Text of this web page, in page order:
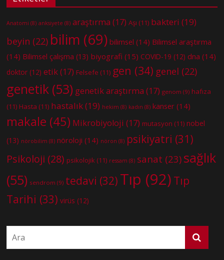
Anatomi (8) anksiyete (8) araştırma (17) Aşı (11) bakteri (19)
beyin (22) bilim (69) bilimsel (14) Bilimsel araştırma
(14) Bilimsel çalışma (13) biyografi (15) COVID-19 (12) dna (14)
doktor (12) etik(17) Felsefe (11) gen (34) genel (22)
genetik (53) genetik araştırma (17) genom (9) hafıza
(11) Hasta (11) hastalık(19) hekim (8) kadın (8) kanser (14)
makale (45) Mikrobiyoloji (17) mutasyon (11) nobel
(13) nörobilim (8) nöroloji (14) nöron (8) psikiyatri (31)
Psikoloji (28) psikolojik (11) ressam (8) sanat (23) sağlık
(55) sendrom (9) tedavi (32) Tıp (92) Tıp
Tarihi (33) virüs (12)